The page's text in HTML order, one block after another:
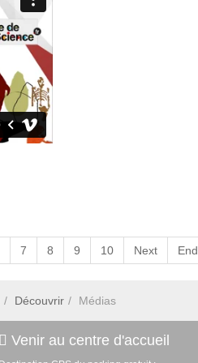
7 8 9 10 Next End
Découvrir Médias
Venir au centre d'accueil